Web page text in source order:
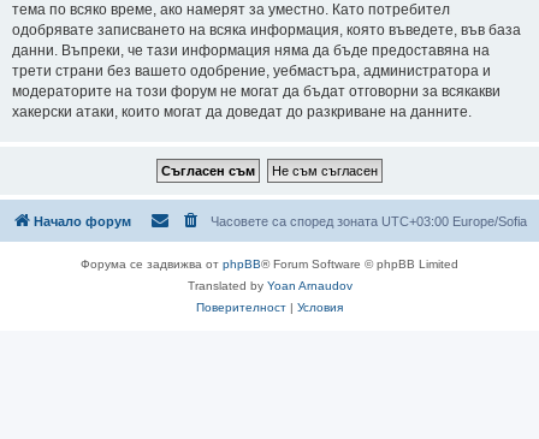
тема по всяко време, ако намерят за уместно. Като потребител
одобрявате записването на всяка информация, която въведете, във база
данни. Въпреки, че тази информация няма да бъде предоставяна на
трети страни без вашето одобрение, уебмастъра, администратора и
модераторите на този форум не могат да бъдат отговорни за всякакви
хакерски атаки, които могат да доведат до разкриване на данните.
Начало форум Часовете са според зоната UTC+03:00 Europe/Sofia
Форума се задвижва от phpBB® Forum Software © phpBB Limited
Translated by Yoan Arnaudov
Поверителност | Условия